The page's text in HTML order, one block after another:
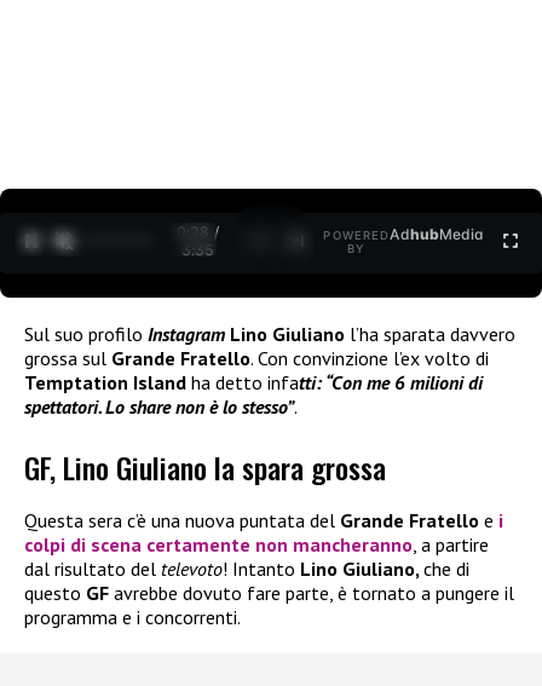
0:29 /
3:35
POWERED
BY
AdhubMedia
Sul suo profilo Instagram Lino Giuliano l’ha sparata davvero
grossa sul Grande Fratello. Con convinzione l’ex volto di
Temptation Island ha detto infatti: “Con me 6 milioni di
spettatori. Lo share non è lo stesso”.
GF, Lino Giuliano la spara grossa
Questa sera c’è una nuova puntata del Grande Fratello e i
colpi di scena certamente non mancheranno, a partire
dal risultato del televoto! Intanto Lino Giuliano,che di
questo GF avrebbe dovuto fare parte, è tornato a pungere il
programma e i concorrenti.